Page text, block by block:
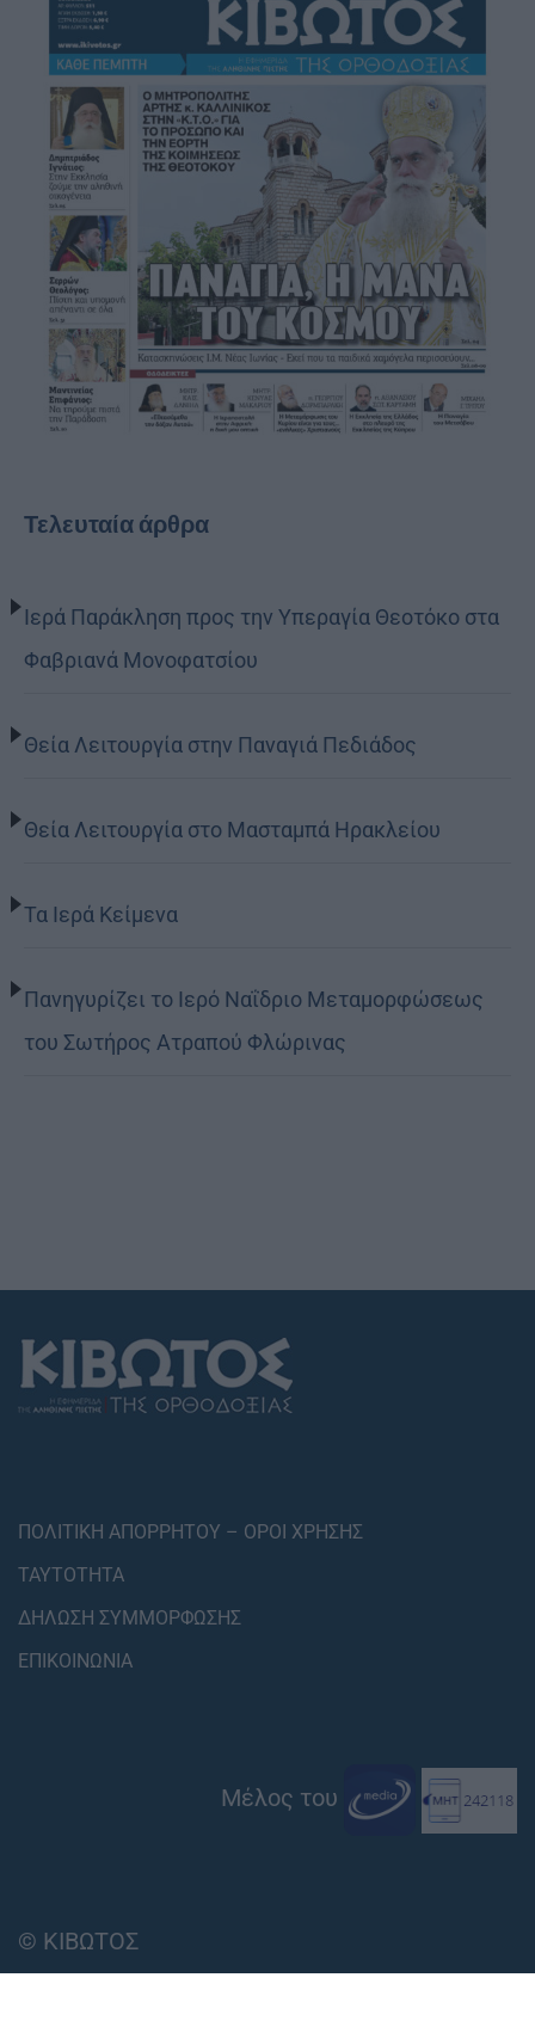
Τελευταία άρθρα
Ιερά Παράκληση προς την Υπεραγία Θεοτόκο στα
Φαβριανά Μονοφατσίου
Θεία Λειτουργία στην Παναγιά Πεδιάδος
Θεία Λειτουργία στο Μασταμπά Ηρακλείου
Τα Ιερά Κείμενα
Πανηγυρίζει το Ιερό Ναΐδριο Μεταμορφώσεως
του Σωτήρος Ατραπού Φλώρινας
ΠΟΛΙΤΙΚΗ ΑΠΟΡΡΗΤΟΥ – ΟΡΟΙ ΧΡΗΣΗΣ
ΤΑΥΤΟΤΗΤΑ
ΔΗΛΩΣΗ ΣΥΜΜΟΡΦΩΣΗΣ
ΕΠΙΚΟΙΝΩΝΙΑ
Μέλος του
© ΚΙΒΩΤΟΣ